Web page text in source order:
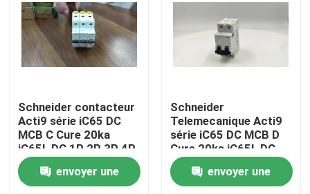
Produits
Au sujet de nous
Visite d'usine
Schneider contacteur
Acti9 série iC65 DC
MCB C Cure 20ka
iC65L DC 1P 2P 3P 4P
1A 2A 3A 4A 6A 8
envoyer une
Schneider
Telemecanique Acti9
série iC65 DC MCB D
Cure 20ka iC65L DC
1P 2P 3P 4P
envoyer une